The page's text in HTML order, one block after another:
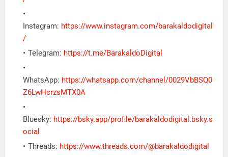
Instagram: https://www.instagram.com/barakaldodigital
/
Telegram: https://t.me/BarakaldoDigital
WhatsApp: https://whatsapp.com/channel/0029VbBSQ0
Z6LwHcrzsMTX0A
Bluesky: https://bsky.app/profile/barakaldodigital.bsky.s
ocial
Threads: https://www.threads.com/@barakaldodigital